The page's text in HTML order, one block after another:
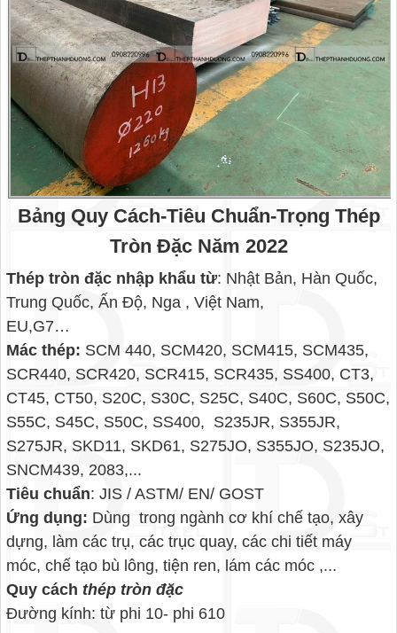
Bảng Quy Cách-Tiêu Chuẩn-Trọng Thép
Tròn Đặc Năm 2022
Thép tròn đặc nhập khẩu từ: Nhật Bản, Hàn Quốc,
Trung Quốc, Ấn Độ, Nga , Việt Nam,
EU,G7…
Mác thép: SCM 440, SCM420, SCM415, SCM435,
SCR440, SCR420, SCR415, SCR435, SS400, CT3,
CT45, CT50, S20C, S30C, S25C, S40C, S60C, S50C,
S55C, S45C, S50C, SS400, S235JR, S355JR,
S275JR, SKD11, SKD61, S275JO, S355JO, S235JO,
SNCM439, 2083,...
Tiêu chuẩn: JIS / ASTM/ EN/ GOST
Ứng dụng: Dùng trong ngành cơ khí chế tạo, xây
dựng, làm các trụ, các trục quay, các chi tiết máy
móc, chế tạo bù lông, tiện ren, lám các móc ,...
Quy cáchthép tròn đặc
Đường kính: từ phi 10- phi 610